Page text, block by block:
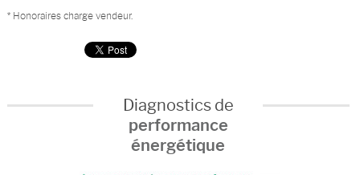
* Honoraires charge vendeur.
Diagnostics de
performance
énergétique